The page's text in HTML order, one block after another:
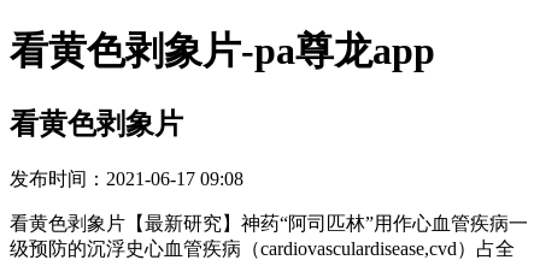
看黄色剥象片-pa尊龙app
看黄色剥象片
发布时间：2021-06-17 09:08
看黄色剥象片【最新研究】神药“阿司匹林”用作心血管疾病一
级预防的沉浮史心血管疾病（cardiovasculardisease,cvd）占全